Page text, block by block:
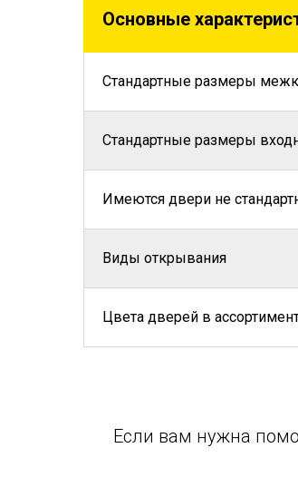
Основные
Стандартные размеры
Стандартные размеры
Имеются двери не
Виды открывания
Цвета дверей в
Если вам нужна